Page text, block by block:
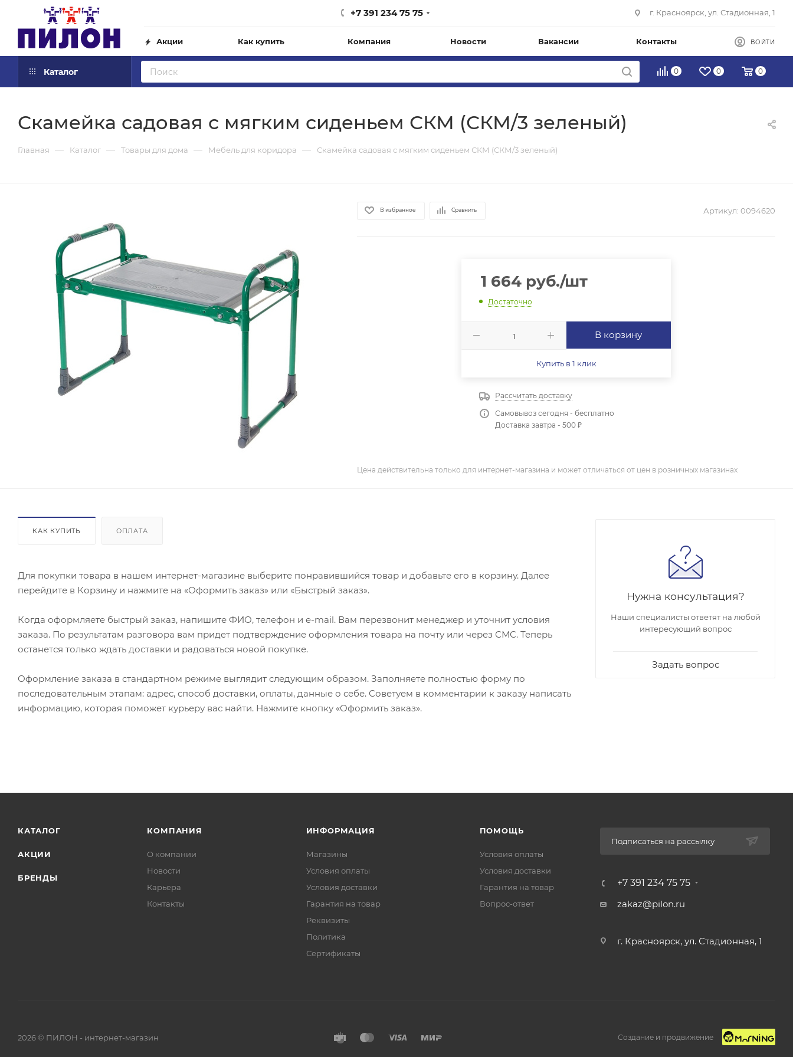
+7 391 234 75 75 г. Красноярск, ул. Стадионная, 1
Акции Как купить Компания Новости Вакансии Контакты ВОЙТИ
Каталог 0 0 0
Скамейка садовая с мягким сиденьем СКМ (СКМ/3 зеленый)
Главная — Каталог — Товары для дома — Мебель для коридора — Скамейка садовая с мягким сиденьем СКМ (СКМ/3 зеленый)
В избранное Сравнить Артикул: 0094620
1 664 руб./шт
Достаточно
В корзину
Купить в 1 клик
Рассчитать доставку
Самовывоз сегодня - бесплатно
Доставка завтра - 500 ₽
Цена действительна только для интернет-магазина и может отличаться от цен в розничных магазинах
КАК КУПИТЬ ОПЛАТА
Для покупки товара в нашем интернет-магазине выберите понравившийся товар и добавьте его в корзину. Далее
перейдите в Корзину и нажмите на «Оформить заказ» или «Быстрый заказ».
Когда оформляете быстрый заказ, напишите ФИО, телефон и e-mail. Вам перезвонит менеджер и уточнит условия
заказа. По результатам разговора вам придет подтверждение оформления товара на почту или через СМС. Теперь
останется только ждать доставки и радоваться новой покупке.
Оформление заказа в стандартном режиме выглядит следующим образом. Заполняете полностью форму по
последовательным этапам: адрес, способ доставки, оплаты, данные о себе. Советуем в комментарии к заказу написать
информацию, которая поможет курьеру вас найти. Нажмите кнопку «Оформить заказ».
Нужна консультация?
Наши специалисты ответят на любой
интересующий вопрос
Задать вопрос
КАТАЛОГ
АКЦИИ
БРЕНДЫ
КОМПАНИЯ
О компании
Новости
Карьера
Контакты
ИНФОРМАЦИЯ
Магазины
Условия оплаты
Условия доставки
Гарантия на товар
Реквизиты
Политика
Сертификаты
ПОМОЩЬ
Условия оплаты
Условия доставки
Гарантия на товар
Вопрос-ответ
Подписаться на рассылку
+7 391 234 75 75
zakaz@pilon.ru
г. Красноярск, ул. Стадионная, 1
2026 © ПИЛОН - интернет-магазин Создание и продвижение